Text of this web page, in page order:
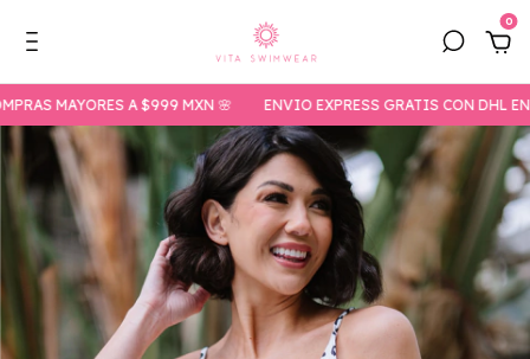
0
MAYORES A $999 MXN 🌸 ENVIO EXPRESS GRATIS CON DHL EN